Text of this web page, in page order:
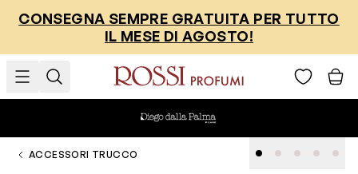
CONSEGNA SEMPRE GRATUITA PER TUTTO
IL MESE DI AGOSTO!
ACCESSORI TRUCCO